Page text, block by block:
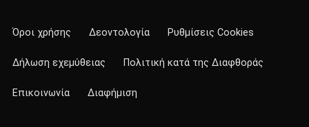
Όροι χρήσης Δεοντολογία Ρυθμίσεις Cookies
Δήλωση εχεμύθειας Πολιτική κατά της Διαφθοράς
Επικοινωνία Διαφήμιση